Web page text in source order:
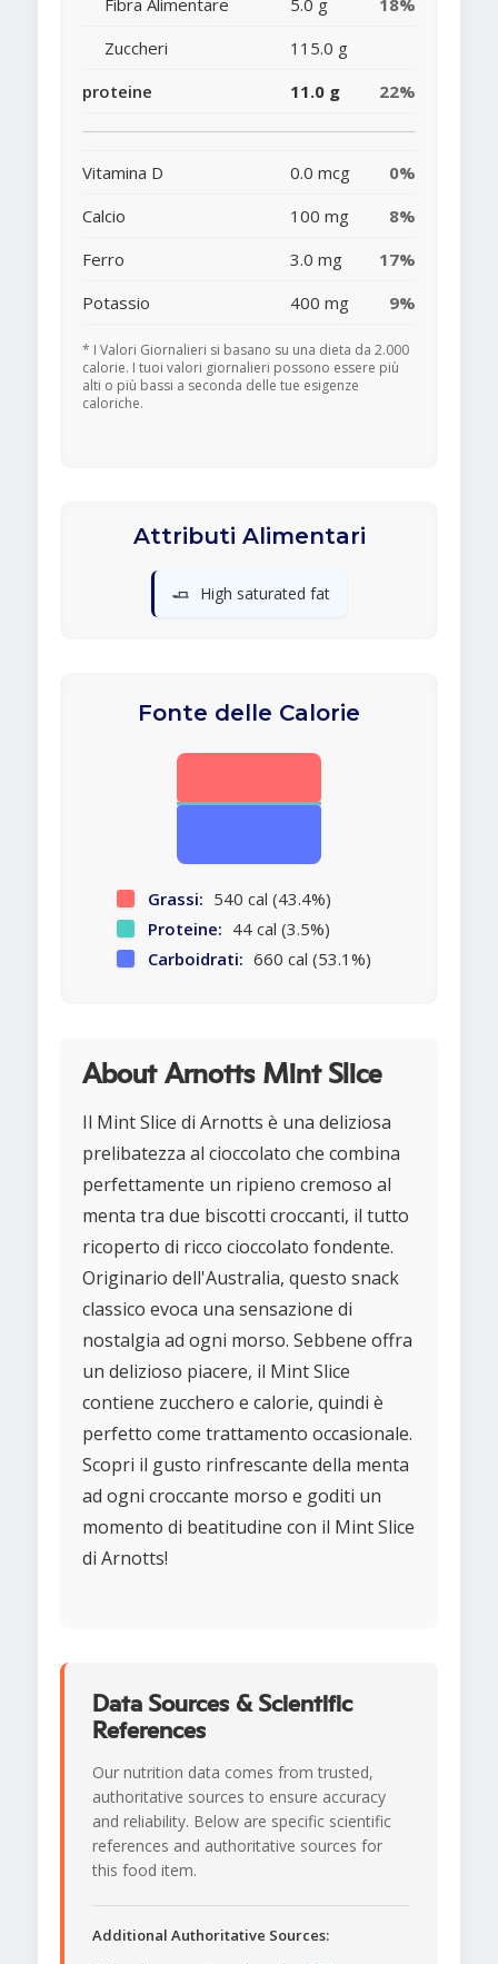
Fibra Alimentare 5.0 g
18%
Zuccheri
115.0 g
proteine
11.0 g 22%
Vitamina D 0.0 mcg
0%
Calcio
100 mg
8%
Ferro
3.0 mg
17%
Potassio
400 mg 9%
* I Valori Giornalieri si basano su una dieta da 2.000
calorie. I tuoi valori giornalieri possono essere più
alti o più bassi a seconda delle tue esigenze
caloriche.
Attributi Alimentari
🧈 High saturated fat
Fonte delle Calorie
Grassi: 540 cal (43.4%)
Proteine: 44 cal (3.5%)
Carboidrati: 660 cal (53.1%)
About Arnotts Mint Slice
Il Mint Slice di Arnotts è una deliziosa
prelibatezza al cioccolato che combina
perfettamente un ripieno cremoso al
menta tra due biscotti croccanti, il tutto
ricoperto di ricco cioccolato fondente.
Originario dell'Australia, questo snack
classico evoca una sensazione di
nostalgia ad ogni morso. Sebbene offra
un delizioso piacere, il Mint Slice
contiene zucchero e calorie, quindi è
perfetto come trattamento occasionale.
Scopri il gusto rinfrescante della menta
ad ogni croccante morso e goditi un
momento di beatitudine con il Mint Slice
di Arnotts!
Data Sources & Scientific
References
Our nutrition data comes from trusted,
authoritative sources to ensure accuracy
and reliability. Below are specific scientific
references and authoritative sources for
this food item.
Additional Authoritative Sources: